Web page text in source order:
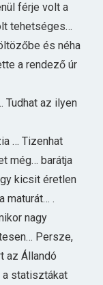
férje volt a
tehetséges…
és néha
a rendező úr
Tudhat az ilyen
… Tizenhat
még… barátja
kicsit éretlen
maturát… .
nagy
Persze,
az Állandó
a statisztákat